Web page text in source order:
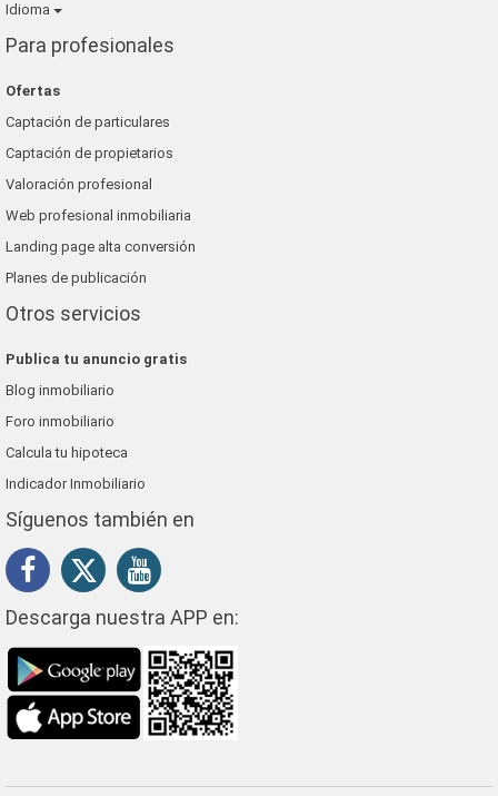
Idioma
Para profesionales
Ofertas
Captación de particulares
Captación de propietarios
Valoración profesional
Web profesional inmobiliaria
Landing page alta conversión
Planes de publicación
Otros servicios
Publica tu anuncio gratis
Blog inmobiliario
Foro inmobiliario
Calcula tu hipoteca
Indicador Inmobiliario
Síguenos también en
Descarga nuestra APP en: